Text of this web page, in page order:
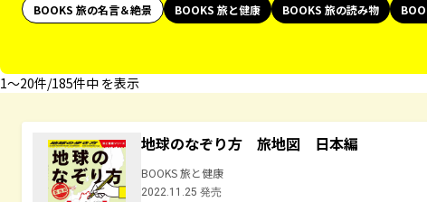
BOOKS 旅の名言＆絶景
BOOKS 旅と健康 BOOKS 旅の読み物
1〜20件/185件中 を表示
地球のなぞり方 旅地図 日本編
BOOKS 旅と健康
2022.11.25 発売